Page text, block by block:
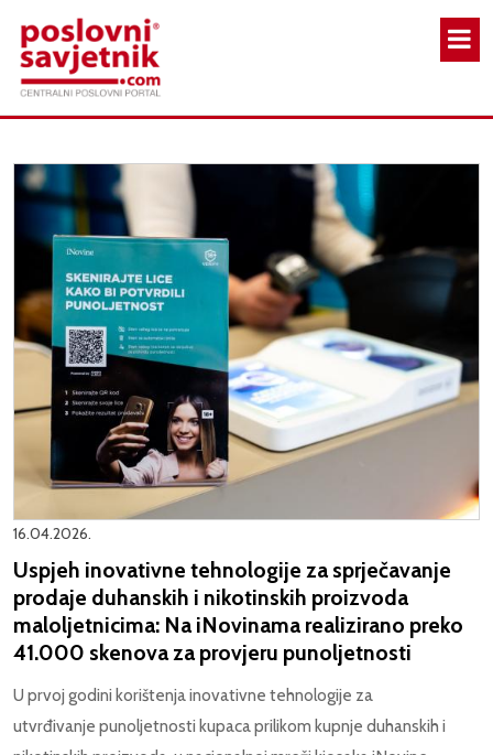
16.04.2026.
Uspjeh inovativne tehnologije za sprječavanje
prodaje duhanskih i nikotinskih proizvoda
maloljetnicima: Na iNovinama realizirano preko
41.000 skenova za provjeru punoljetnosti
U prvoj godini korištenja inovativne tehnologije za
utvrđivanje punoljetnosti kupaca prilikom kupnje duhanskih i